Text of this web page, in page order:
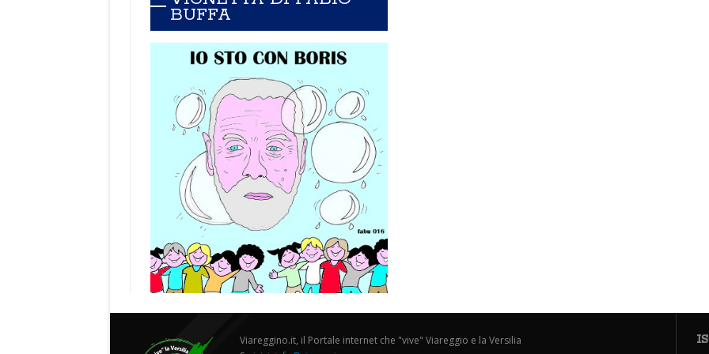
BUFFA
Viareggino.it, il Portale internet che "vive" Viareggio e la Versilia